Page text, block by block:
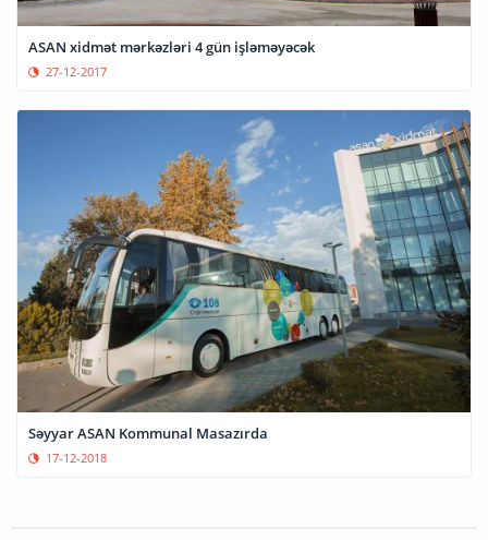
ASAN xidmət mərkəzləri 4 gün işləməyəcək
27-12-2017
Səyyar ASAN Kommunal Masazırda
17-12-2018